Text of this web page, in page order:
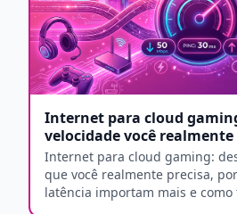
Internet para cloud
velocidade você realmente
Internet para cloud gaming:
que você realmente precisa,
latência importam mais e como